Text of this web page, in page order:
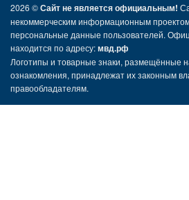
2026 ©Сайт не является официальным!
некоммерческим информационным
персональные данные пользователей.
находится по адресу:мвд.рф
Логотипы и товарные знаки, размещённые
ознакомления, принадлежат их законным
правообладателям.